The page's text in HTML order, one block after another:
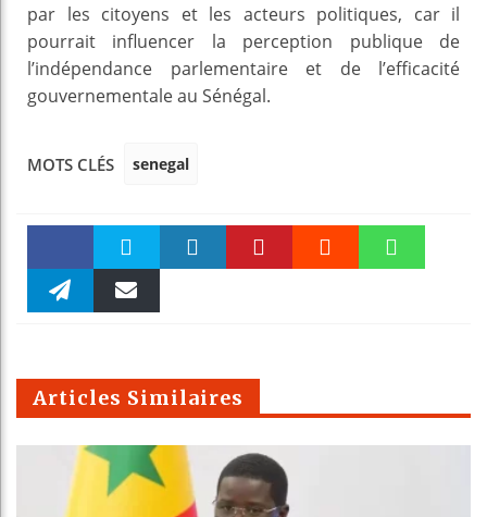
par les citoyens et les acteurs politiques, car il
pourrait influencer la perception publique de
l’indépendance parlementaire et de l’efficacité
gouvernementale au Sénégal.
MOTS CLÉS senegal
Faceboo Twitter
m
Articles Similaires